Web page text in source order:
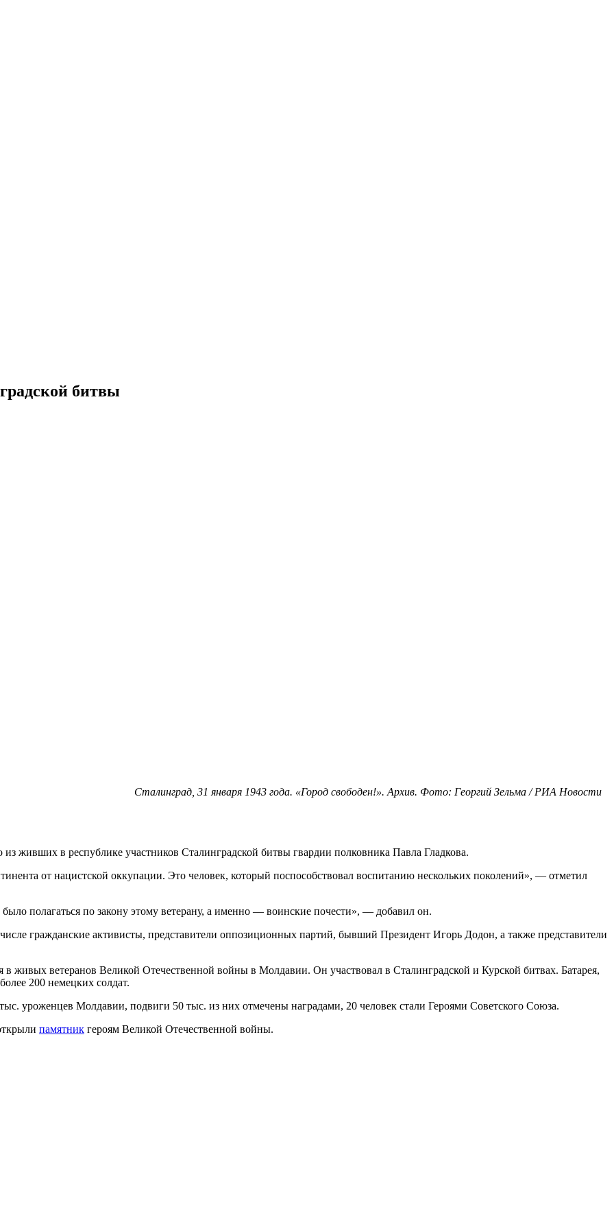
битвы
Сталинград, 31 января 1943 года. «Город свободен!». Архив. Фото: Георгий Зельма / РИА Новости
живших в республике участников Сталинградской битвы гвардии полковника Павла Гладкова.
от нацистской оккупации. Это человек, который поспособствовал воспитанию нескольких поколений», — отметил
полагаться по закону этому ветерану, а именно — воинские почести», — добавил он.
гражданские активисты, представители оппозиционных партий, бывший Президент Игорь Додон, а также представители
живых ветеранов Великой Отечественной войны в Молдавии. Он участвовал в Сталинградской и Курской битвах. Батарея,
200 немецких солдат.
уроженцев Молдавии, подвиги 50 тыс. из них отмечены наградами, 20 человек стали Героями Советского Союза.
памятник героям Великой Отечественной войны.